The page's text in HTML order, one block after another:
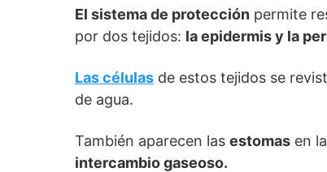
El sistema de protección permite
por dos tejidos: la epidermis y la
Las células de estos tejidos se
de agua.
También aparecen las estomas en la
intercambio gaseoso.